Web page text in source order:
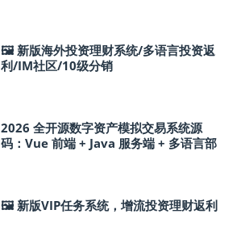
🖼 新版海外投资理财系统/多语言投资返
利/IM社区/10级分销
2026 全开源数字资产模拟交易系统源
码：Vue 前端 + Java 服务端 + 多语言部
🖼 新版VIP任务系统，增流投资理财返利